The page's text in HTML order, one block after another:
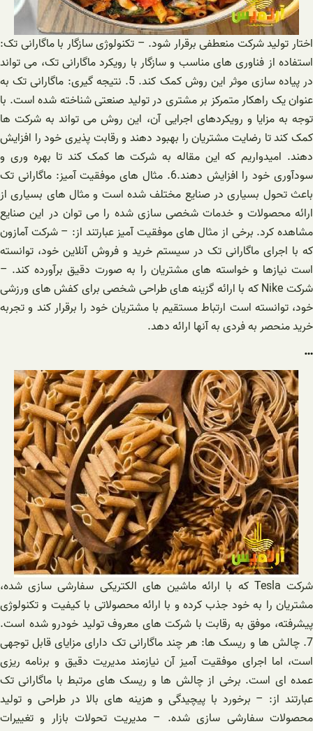
اختار تولید شرکت منعطفی برقرار شود. – تکنولوژی سازگار با ماگارانی تک:
استفاده از فناوری های مناسب و سازگار با رویکرد ماگارانی تک، می تواند
در پیاده سازی موثر این روش کمک کند. 5. نتیجه گیری: ماگارانی تک به
عنوان یک راهکار متمرکز بر مشتری در تولید صنعتی شناخته شده است. با
توجه به مزایا و رویکردهای اجرایی آن، این روش می تواند به شرکت ها
کمک کند تا رضایت مشتریان را بهبود دهند و رقابت پذیری خود را افزایش
دهند. امیدواریم که این مقاله به شرکت ها کمک کند تا بهره وری و
سودآوری خود را افزایش دهند.6. مثال های موفقیت آمیز: ماگارانی تک
باعث تحول بسیاری در صنایع مختلف شده است و مثال های بسیاری از
ارائه محصولات و خدمات شخصی سازی شده را می توان در این صنایع
مشاهده کرد. برخی از مثال های موفقیت آمیز عبارتند از: – شرکت آمازون
که با اجرای ماگارانی تک در سیستم خرید و فروش آنلاین خود، توانسته
است نیازها و خواسته های مشتریان را به صورت دقیق برآورده کند. –
شرکت Nike که با ارائه گزینه های طراحی شخصی برای کفش های ورزشی
خود، توانسته است ارتباط مستقیم با مشتریان خود را برقرار کند و تجربه
خرید منحصر به فردی به آنها ارائه دهد.
…
شرکت Tesla که با ارائه ماشین های الکتریکی سفارشی سازی شده،
مشتریان را به خود جذب کرده و با ارائه محصولاتی با کیفیت و تکنولوژی
پیشرفته، موفق به رقابت با شرکت های معروف تولید خودرو شده است.
7. چالش ها و ریسک ها: هر چند ماگارانی تک دارای مزایای قابل توجهی
است، اما اجرای موفقیت آمیز آن نیازمند مدیریت دقیق و برنامه ریزی
عمده ای است. برخی از چالش ها و ریسک های مرتبط با ماگارانی تک
عبارتند از: – برخورد با پیچیدگی و هزینه های بالا در طراحی و تولید
محصولات سفارشی سازی شده. – مدیریت تحولات بازار و تغییرات